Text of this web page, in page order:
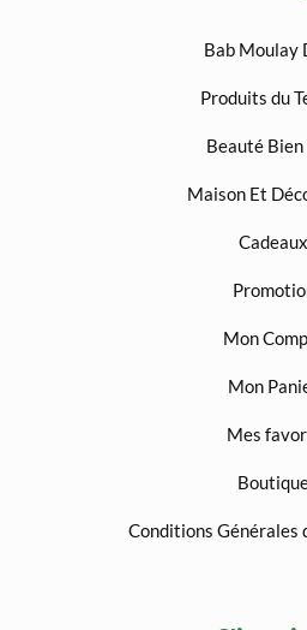
Bab Moulay
Produits du
Beauté
Maison Et
Cadeaux
Mon
Mon
Mes
Conditions Générales